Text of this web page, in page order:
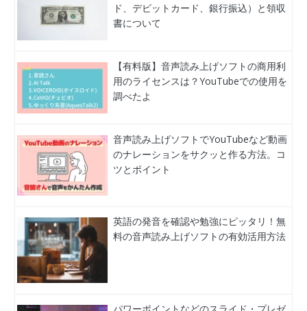
ド、デビットカード、銀行振込）と領収
書について
【有料版】音声読み上げソフトの商用利
用のライセンスは？YouTubeでの使用を
調べたよ
音声読み上げソフトでYouTubeなど動画
のナレーションをサクッと作る方法。コ
ツとポイント
英語の発音を確認や勉強にピッタリ！無
料の音声読み上げソフトの有効活用方法